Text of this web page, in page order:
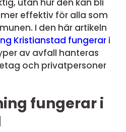
utan hur den kan bli
effektiv för alla som
I den här artikeln
Kristianstad fungerar i
av avfall hanteras
och privatpersoner
fungerar i